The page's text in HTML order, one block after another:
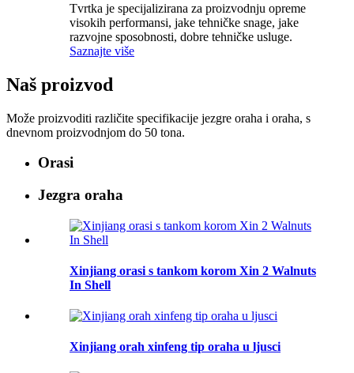
Tvrtka je specijalizirana za proizvodnju opreme
visokih performansi, jake tehničke snage, jake
razvojne sposobnosti, dobre tehničke usluge.
Saznajte više
Naš proizvod
Može proizvoditi različite specifikacije jezgre oraha i oraha, s
dnevnom proizvodnjom do 50 tona.
Orasi
Jezgra oraha
Xinjiang orasi s tankom korom Xin 2 Walnuts
In Shell
Xinjiang orah xinfeng tip oraha u ljusci